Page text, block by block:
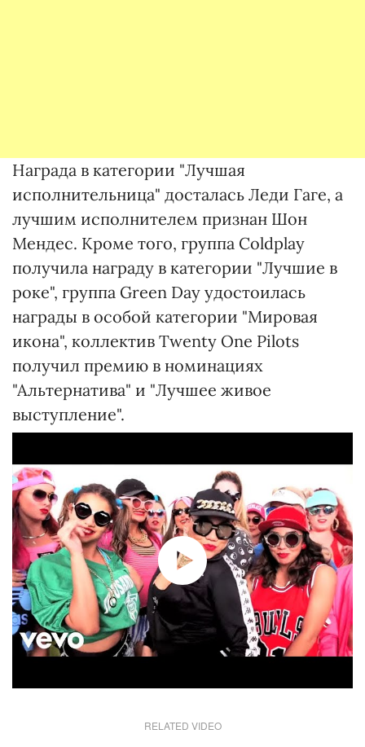
Награда в категории "Лучшая
исполнительница" досталась Леди Гаге, а
лучшим исполнителем признан Шон
Мендес. Кроме того, группа Coldplay
получила награду в категории "Лучшие в
роке", группа Green Day удостоилась
награды в особой категории "Мировая
икона", коллектив Twenty One Pilots
получил премию в номинациях
"Альтернатива" и "Лучшее живое
выступление".
RELATED VIDEO